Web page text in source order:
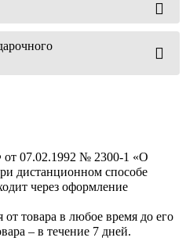
от 07.02.1992 № 2300-1 «О
дистанционном способе
через оформление
от товара в любое время до его
– в течение 7 дней.